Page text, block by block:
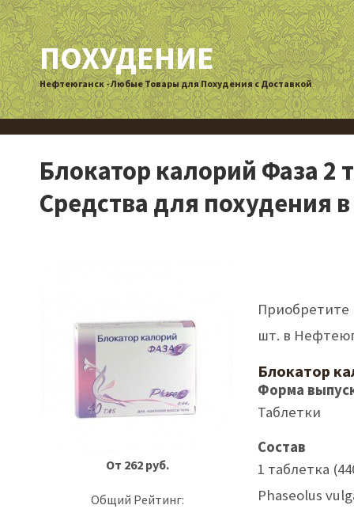
ПОХУДЕНИЕ
Нефтеюганск - Любые Товары для Похудения с Доставкой
Блокатор калорий Фаза 2
Средства для похудения
От 262 руб.
Общий Рейтинг:
Приобретите
шт. в
Блокатор
Форма
Таблетки
Состав
1 таблетка
Phaseolus